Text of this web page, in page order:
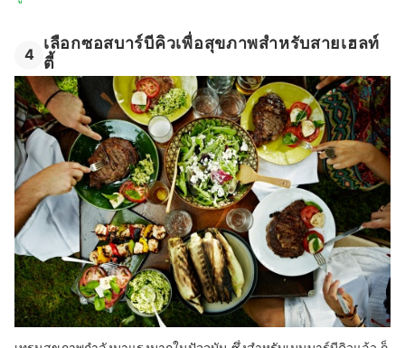
4
เลือกซอสบาร์บีคิวเพื่อสุขภาพสำหรับสายเฮลท์
ตี้